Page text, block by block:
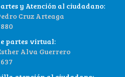
y Atención al ciudadano:
Cruz Arteaga
partes virtual:
Alva Guerrero